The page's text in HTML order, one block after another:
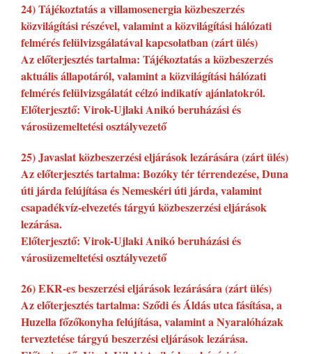
24) Tájékoztatás a villamosenergia közbeszerzés
közvilágítási részével, valamint a közvilágítási hálózati
felmérés felülvizsgálatával kapcsolatban (zárt ülés)
Az előterjesztés tartalma: Tájékoztatás a közbeszerzés
aktuális állapotáról, valamint a közvilágítási hálózati
felmérés felülvizsgálatát célzó indikatív ajánlatokról.
Előterjesztő: Virok-Ujlaki Anikó beruházási és
városüzemeltetési osztályvezető
25) Javaslat közbeszerzési eljárások lezárására (zárt ülés)
Az előterjesztés tartalma: Bozóky tér térrendezése, Duna
úti járda felújítása és Nemeskéri úti járda, valamint
csapadékvíz-elvezetés tárgyú közbeszerzési eljárások
lezárása.
Előterjesztő: Virok-Ujlaki Anikó beruházási és
városüzemeltetési osztályvezető
26) EKR-es beszerzési eljárások lezárására (zárt ülés)
Az előterjesztés tartalma: Sződi és Áldás utca fásítása, a
Huzella főzőkonyha felújítása, valamint a Nyaralóházak
terveztetése tárgyú beszerzési eljárások lezárása.